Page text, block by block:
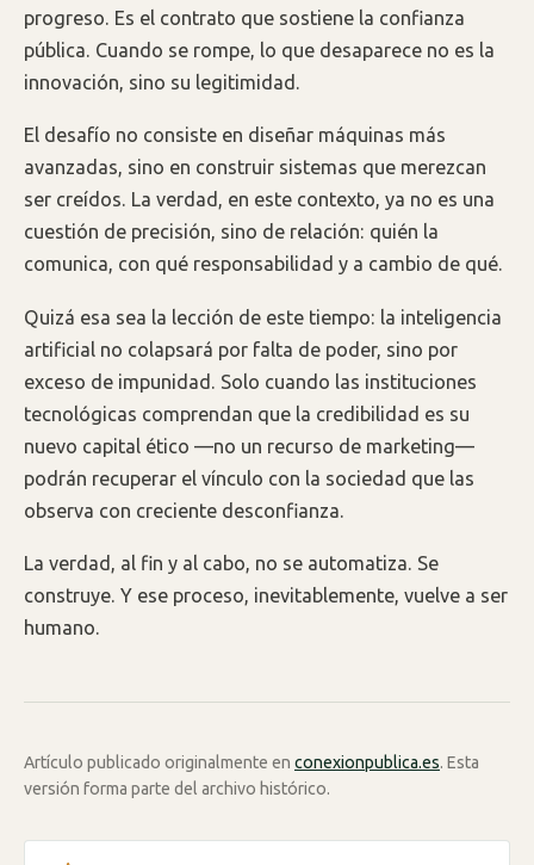
progreso. Es el contrato que sostiene la confianza
pública. Cuando se rompe, lo que desaparece no es la
innovación, sino su legitimidad.
El desafío no consiste en diseñar máquinas más
avanzadas, sino en construir sistemas que merezcan
ser creídos. La verdad, en este contexto, ya no es una
cuestión de precisión, sino de relación: quién la
comunica, con qué responsabilidad y a cambio de qué.
Quizá esa sea la lección de este tiempo: la inteligencia
artificial no colapsará por falta de poder, sino por
exceso de impunidad. Solo cuando las instituciones
tecnológicas comprendan que la credibilidad es su
nuevo capital ético —no un recurso de marketing—
podrán recuperar el vínculo con la sociedad que las
observa con creciente desconfianza.
La verdad, al fin y al cabo, no se automatiza. Se
construye. Y ese proceso, inevitablemente, vuelve a ser
humano.
Artículo publicado originalmente en conexionpublica.es. Esta
versión forma parte del archivo histórico.